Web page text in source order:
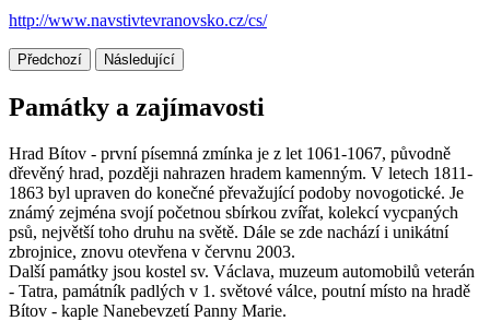
http://www.navstivtevranovsko.cz/cs/
Předchozí Následující
Památky a zajímavosti
Hrad Bítov - první písemná zmínka je z let 1061-1067, původně
dřevěný hrad, později nahrazen hradem kamenným. V letech 1811-
1863 byl upraven do konečné převažující podoby novogotické. Je
známý zejména svojí početnou sbírkou zvířat, kolekcí vycpaných
psů, největší toho druhu na světě. Dále se zde nachází i unikátní
zbrojnice, znovu otevřena v červnu 2003.
Další památky jsou kostel sv. Václava, muzeum automobilů veterán
- Tatra, památník padlých v 1. světové válce, poutní místo na hradě
Bítov - kaple Nanebevzetí Panny Marie.